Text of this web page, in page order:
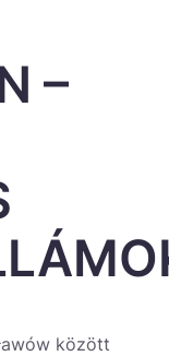
–
között